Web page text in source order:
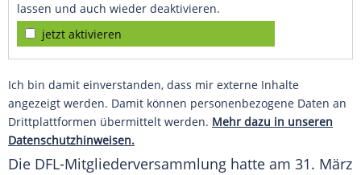
lassen und auch wieder deaktivieren.
jetzt aktivieren
Ich bin damit einverstanden, dass mir externe Inhalte
angezeigt werden. Damit können personenbezogene Daten an
Drittplattformen übermittelt werden. Mehr dazu in unseren
Datenschutzhinweisen.
Die DFL-Mitgliederversammlung hatte am 31. März